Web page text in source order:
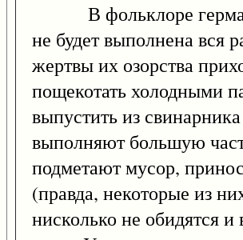
В фольклоре
не будет выполнена вся
жертвы их озорства
пощекотать холодными
выпустить из
выполняют большую
подметают мусор,
(правда, некоторые из
нисколько не обидятся и